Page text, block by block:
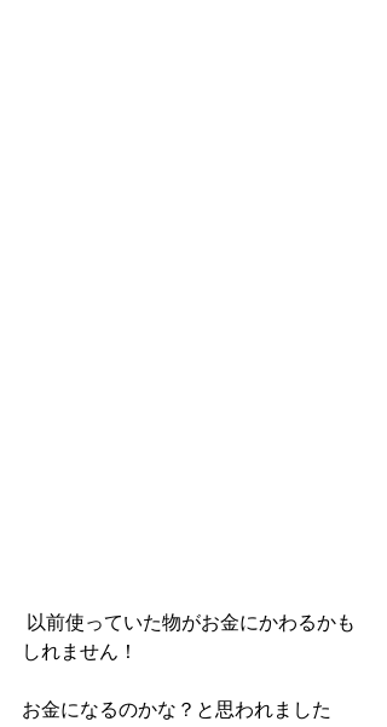
しれません！
お金になるのかな？と思われました